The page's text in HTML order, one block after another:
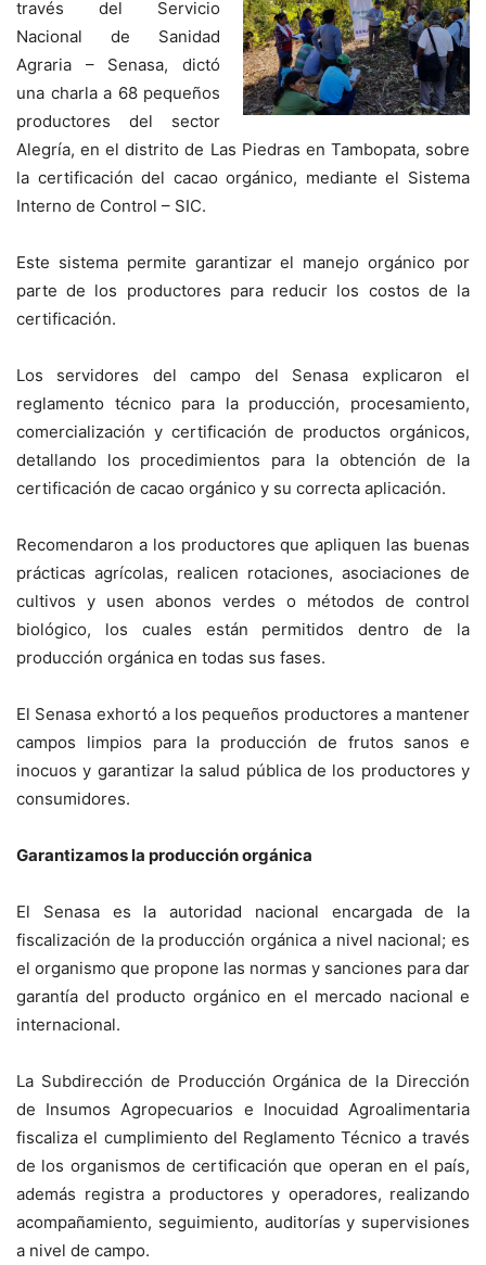
través del Servicio
Nacional de Sanidad
Agraria – Senasa, dictó
una charla a 68 pequeños
productores del sector
Alegría, en el distrito de Las Piedras en Tambopata, sobre
la certificación del cacao orgánico, mediante el Sistema
Interno de Control – SIC.
Este sistema permite garantizar el manejo orgánico por
parte de los productores para reducir los costos de la
certificación.
Los servidores del campo del Senasa explicaron el
reglamento técnico para la producción, procesamiento,
comercialización y certificación de productos orgánicos,
detallando los procedimientos para la obtención de la
certificación de cacao orgánico y su correcta aplicación.
Recomendaron a los productores que apliquen las buenas
prácticas agrícolas, realicen rotaciones, asociaciones de
cultivos y usen abonos verdes o métodos de control
biológico, los cuales están permitidos dentro de la
producción orgánica en todas sus fases.
El Senasa exhortó a los pequeños productores a mantener
campos limpios para la producción de frutos sanos e
inocuos y garantizar la salud pública de los productores y
consumidores.
Garantizamos la producción orgánica
El Senasa es la autoridad nacional encargada de la
fiscalización de la producción orgánica a nivel nacional; es
el organismo que propone las normas y sanciones para dar
garantía del producto orgánico en el mercado nacional e
internacional.
La Subdirección de Producción Orgánica de la Dirección
de Insumos Agropecuarios e Inocuidad Agroalimentaria
fiscaliza el cumplimiento del Reglamento Técnico a través
de los organismos de certificación que operan en el país,
además registra a productores y operadores, realizando
acompañamiento, seguimiento, auditorías y supervisiones
a nivel de campo.